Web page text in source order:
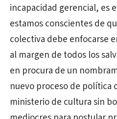
incapacidad gerencial, es
estamos conscientes de
colectiva debe enfocarse
al margen de todos los
en procura de un
nuevo proceso de política
ministerio de cultura sin